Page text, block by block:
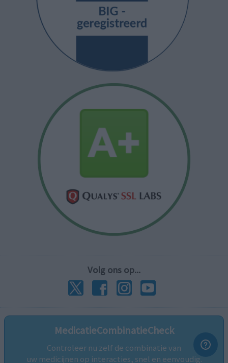
Volg ons op...
MedicatieCombinatieCheck
Controleer nu zelf de combinatie van
uw medicijnen op interacties, snel en eenvoudig.